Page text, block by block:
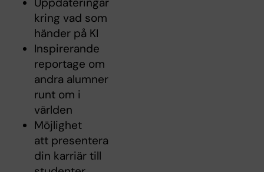
kring vad som
händer på KI
Inspirerande
reportage om
andra alumner
runt om i
världen
Möjlighet
att presentera
din karriär till